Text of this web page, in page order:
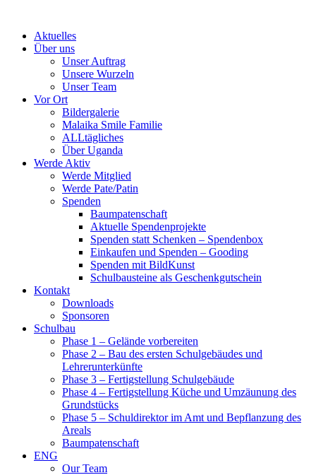
contentAktuelles
Über uns
Unser Auftrag
Unsere Wurzeln
Unser Team
Vor Ort
Bildergalerie
Malaika Smile Familie
ALLtägliches
Über Uganda
Werde Aktiv
Werde Mitglied
Werde Pate/Patin
Spenden
Baumpatenschaft
Aktuelle Spendenprojekte
Spenden statt Schenken – Spendenbox
Einkaufen und Spenden – Gooding
Spenden mit BildKunst
Schulbausteine als Geschenkgutschein
Kontakt
Downloads
Sponsoren
Schulbau
Phase 1 – Gelände vorbereiten
Phase 2 – Bau des ersten Schulgebäudes und
Lehrerunterkünfte
Phase 3 – Fertigstellung Schulgebäude
Phase 4 – Fertigstellung Küche und Umzäunung des
Grundstücks
Phase 5 – Schuldirektor im Amt und Bepflanzung des
Areals
Baumpatenschaft
ENG
Our Team